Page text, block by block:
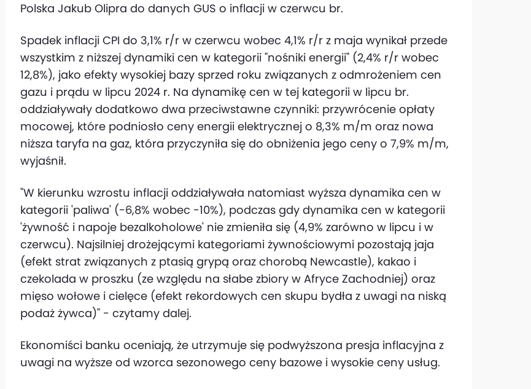
Polska Jakub Olipra do danych GUS o inflacji w czerwcu br.
Spadek inflacji CPI do 3,1% r/r w czerwcu wobec 4,1% r/r z maja wynikał przede
wszystkim z niższej dynamiki cen w kategorii "nośniki energii" (2,4% r/r wobec
12,8%), jako efekty wysokiej bazy sprzed roku związanych z odmrożeniem cen
gazu i prądu w lipcu 2024 r. Na dynamikę cen w tej kategorii w lipcu br.
oddziaływały dodatkowo dwa przeciwstawne czynniki: przywrócenie opłaty
mocowej, które podniosło ceny energii elektrycznej o 8,3% m/m oraz nowa
niższa taryfa na gaz, która przyczyniła się do obniżenia jego ceny o 7,9% m/m,
wyjaśnił.
"W kierunku wzrostu inflacji oddziaływała natomiast wyższa dynamika cen w
kategorii 'paliwa' (-6,8% wobec -10%), podczas gdy dynamika cen w kategorii
'żywność i napoje bezalkoholowe' nie zmieniła się (4,9% zarówno w lipcu i w
czerwcu). Najsilniej drożejącymi kategoriami żywnościowymi pozostają jaja
(efekt strat związanych z ptasią grypą oraz chorobą Newcastle), kakao i
czekolada w proszku (ze względu na słabe zbiory w Afryce Zachodniej) oraz
mięso wołowe i cielęce (efekt rekordowych cen skupu bydła z uwagi na niską
podaż żywca)" - czytamy dalej.
Ekonomiści banku oceniają, że utrzymuje się podwyższona presja inflacyjna z
uwagi na wyższe od wzorca sezonowego ceny bazowe i wysokie ceny usług.